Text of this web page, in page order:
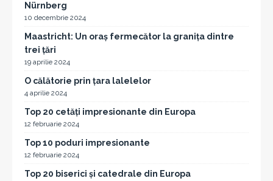
Nürnberg
10 decembrie 2024
Maastricht: Un oraș fermecător la granița dintre
trei țări
19 aprilie 2024
O călătorie prin țara lalelelor
4 aprilie 2024
Top 20 cetăți impresionante din Europa
12 februarie 2024
Top 10 poduri impresionante
12 februarie 2024
Top 20 biserici și catedrale din Europa